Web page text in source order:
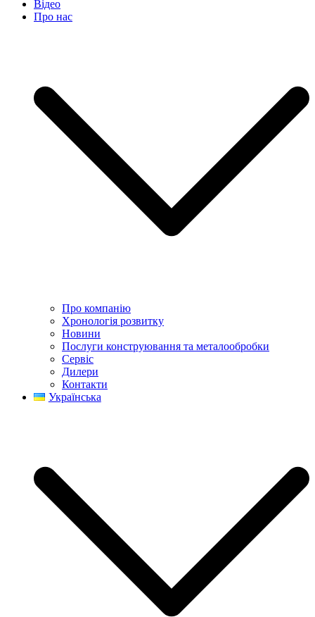
Відео
Про нас
Про компанію
Хронологія розвитку
Новини
Послуги конструювання та металообробки
Сервіс
Дилери
Контакти
Українська